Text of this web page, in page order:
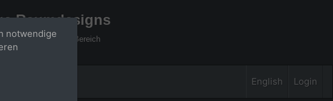
Raumdesigns
Fotos im Gigapixel Bereich
English Login
notwendige